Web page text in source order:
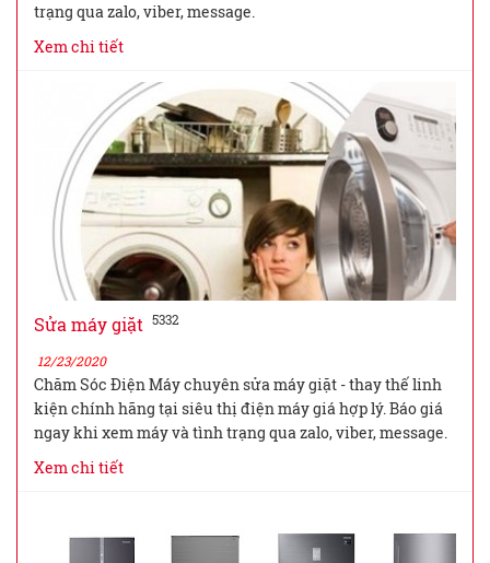
trạng qua zalo, viber, message.
Xem chi tiết
Sửa máy giặt 5332
12/23/2020
Chăm Sóc Điện Máy chuyên sửa máy giặt - thay thế linh
kiện chính hãng tại siêu thị điện máy giá hợp lý. Báo giá
ngay khi xem máy và tình trạng qua zalo, viber, message.
Xem chi tiết